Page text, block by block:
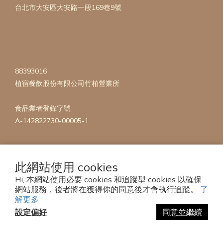
此網站使用 cookies
Hi, 本網站使用必要 cookies 和追蹤型 cookies 以確保
網站服務，後者將在獲得你的同意後才會執行追蹤。 了
解更多
設定偏好
同意並繼續
台北市大安區大安路一段169巷9號
88393016
植宿餐飲股份有限公司竹柏營業所
食品業者登錄字號
A-142822730-00005-1
Copyright 2023 © mise en Plants